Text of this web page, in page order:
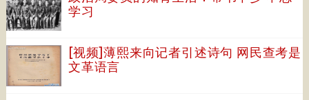
学习
[视频]薄熙来向记者引述诗句 网民查考是
文革语言